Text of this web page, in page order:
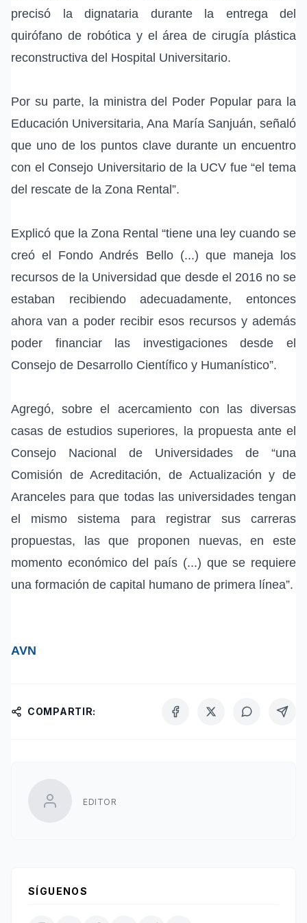
precisó la dignataria durante la entrega del
quirófano de robótica y el área de cirugía plástica
reconstructiva del Hospital Universitario.
Por su parte, la ministra del Poder Popular para la
Educación Universitaria, Ana María Sanjuán, señaló
que uno de los puntos clave durante un encuentro
con el Consejo Universitario de la UCV fue “el tema
del rescate de la Zona Rental”.
Explicó que la Zona Rental “tiene una ley cuando se
creó el Fondo Andrés Bello (...) que maneja los
recursos de la Universidad que desde el 2016 no se
estaban recibiendo adecuadamente, entonces
ahora van a poder recibir esos recursos y además
poder financiar las investigaciones desde el
Consejo de Desarrollo Científico y Humanístico”.
Agregó, sobre el acercamiento con las diversas
casas de estudios superiores, la propuesta ante el
Consejo Nacional de Universidades de “una
Comisión de Acreditación, de Actualización y de
Aranceles para que todas las universidades tengan
el mismo sistema para registrar sus carreras
propuestas, las que proponen nuevas, en este
momento económico del país (...) que se requiere
una formación de capital humano de primera línea”.
AVN
COMPARTIR:
EDITOR
SÍGUENOS